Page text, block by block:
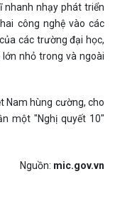
nhanh nhạy phát triển
công nghệ vào các
các trường đại học,
nhỏ trong và ngoài
Nam hùng cường, cho
một "Nghị quyết 10"
Nguồn: mic.gov.vn